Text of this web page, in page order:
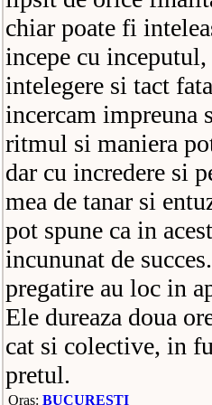
chiar poate fi
incepe cu inceputul,
intelegere si tact
incercam impreuna
ritmul si maniera
dar cu incredere si
mea de tanar si
pot spune ca in
incununat de
pregatire au loc in
Ele dureaza doua
cat si colective, in
pretul.
Oras: BUCURESTI